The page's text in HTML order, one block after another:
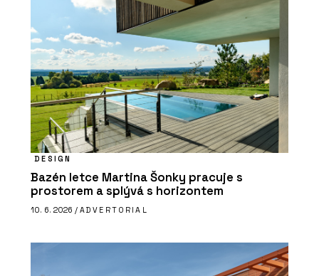
DESIGN
Bazén letce Martina Šonky pracuje s
prostorem a splývá s horizontem
10. 6. 2026 / ADVERTORIAL